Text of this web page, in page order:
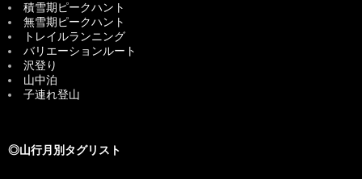
積雪期ピークハント
無雪期ピークハント
トレイルランニング
バリエーションルート
沢登り
山中泊
子連れ登山
◎山行月別タグリスト